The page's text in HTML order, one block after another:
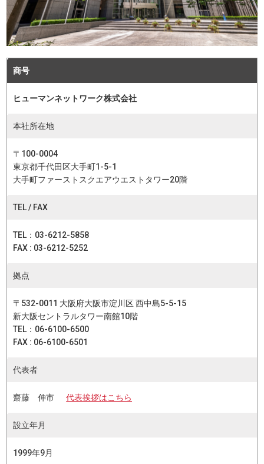
商号
ヒューマンネットワーク株式会社
本社所在地
〒100-0004
東京都千代田区大手町1-5-1
大手町ファーストスクエアウエストタワー20階
TEL / FAX
TEL：03-6212-5858
FAX : 03-6212-5252
拠点
〒532-0011 大阪府大阪市淀川区 西中島5-5-15
新大阪セントラルタワー南館10階
TEL：06-6100-6500
FAX : 06-6100-6501
代表者
齋藤 伸市 代表挨拶はこちら
設立年月
1999年9月